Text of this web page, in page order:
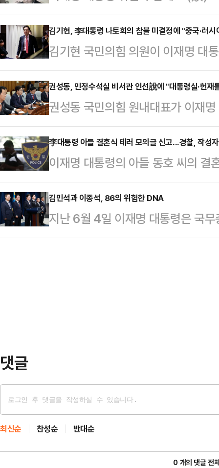
을 조사하고 환수해야 한다는 목소
헌정질서를 파괴한 전직 대통령과
이어 부를 누리는 것을 용납할 수
노 전 대통령의 비자금 논란은 노
아트센터 나비 관장이 최태원 SK
짜리 약속어음 6장(총 300억원) 사
논란이 됐다.…
김기현, 李대통령 나토회의 참불 미결정에 "중국·러
김기현 국민의힘 의원이 이재명 대
참석 여부에 대한 입장을 아직 내놓
초하는 어리석음을 또다시 반복해
협력을 강화하는 것이야말로 '국익
기현 의원은 10일 페이스북을 통해
령의 결정은 바람직한 것이었다고
된 NATO 정상회의의 참석에 대해
하다"고 꼬집었다.…
권성동, 민정수석실 비서관 인선說에 "대통령실·헌재
권성동 국민의힘 원내대표가 이재
서관들이 이 대통령 사건을 변호했
보도에 "대한민국 전체를 본인 방
바란다"며 우려를 표했다.권성동
대책회의에서 "지난 총선에서는 본
서 국회를 이재명 개인의 로펌으로
소까지 개인 로펌으로 만들겠다는
널의 보도에 따르면 민정수석실 산…
李대통령 아들 결혼식 테러 모의글 신고...경찰, 작성
이재명 대통령의 아들 동호 씨의 결
통령 가족에 대한 테러 모의글이 온
추적에 나섰다.10일 경찰에 따르면
의 가족을 테러한다는 내용의 모의
받아 내사에 착수했다.해당 게시글
김민석과 이종석, 86의 위험한 DNA
지난 6월 4일 이재명 대통령은 국
석을 지명했다. 86 DNA의 핵심은
댓글
최신순 찬성순 반대순
0 개의 댓글 전